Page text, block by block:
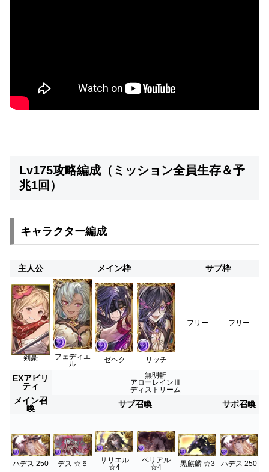
Lv175攻略編成（ミッション全員生存＆予
兆1回）
キャラクター編成
主人公 メイン枠 サブ枠
剣豪
フェディエ
ル
ゼヘク リッチ
フリー フリー
EXアビリ
ティ
無明斬
アローレインⅢ
ディストリーム
メイン召
喚
サブ召喚 サポ召喚
ハデス 250 デス ☆５
サリエル
☆4
ベリアル
☆4
黒麒麟 ☆3 ハデス 250